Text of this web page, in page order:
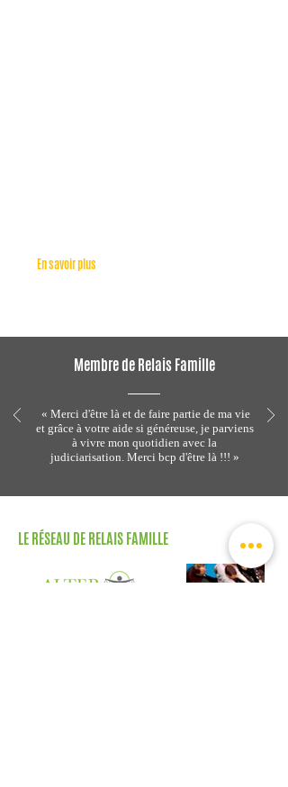
En savoir plus
Membre de Relais Famille
« Merci d'être là et de faire partie de ma vie
et grâce à votre aide si généreuse, je parviens
à vivre mon quotidien avec la
judiciarisation. Merci bcp d'être là !!! »
LE RÉSEAU DE RELAIS FAMILLE